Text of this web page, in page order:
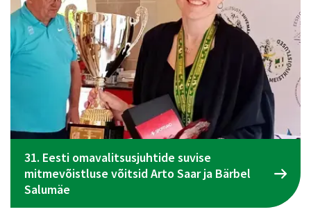
Spordiliidu Jõud üldkogu koosolek toimub 09.
juunil Tallinnas